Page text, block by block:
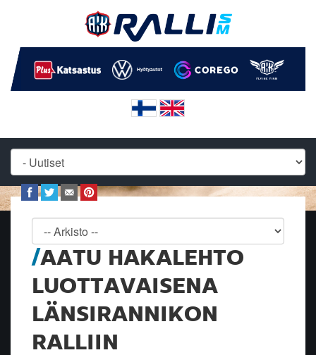
AATU HAKALEHTO
LUOTTAVAISENA
LÄNSIRANNIKON
RALLIIN